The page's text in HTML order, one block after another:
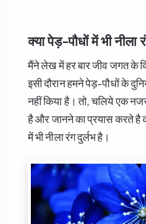
क्या पेड़-पौधों में भी नीला
मैंने लेख में हर बार जीव जगत के
इसी दौरान हमने पेड़-पौधों के
नहीं किया है। तो, चलिये एक
है और जानने का प्रयास करते
में भी नीला रंग दुर्लभ है।